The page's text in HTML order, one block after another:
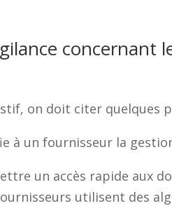
concernant
on doit citer quelques
à un fournisseur la
un accès rapide aux
utilisent des